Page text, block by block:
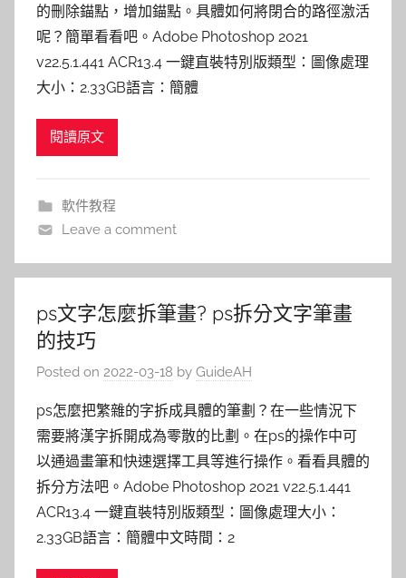
的刪除錨點，增加錨點。具體如何將閉合的路徑激活
呢？簡單看看吧。Adobe Photoshop 2021
v22.5.1.441 ACR13.4 一鍵直裝特別版類型：圖像處理
大小：2.33GB語言：簡體
閱讀原文
軟件教程
Leave a comment
ps文字怎麼拆筆畫? ps拆分文字筆畫
的技巧
Posted on 2022-03-18 by GuideAH
ps怎麼把繁雜的字拆成具體的筆劃？在一些情況下
需要將漢字拆開成為零散的比劃。在ps的操作中可
以通過畫筆和快速選擇工具等進行操作。看看具體的
拆分方法吧。Adobe Photoshop 2021 v22.5.1.441
ACR13.4 一鍵直裝特別版類型：圖像處理大小：
2.33GB語言：簡體中文時間：2